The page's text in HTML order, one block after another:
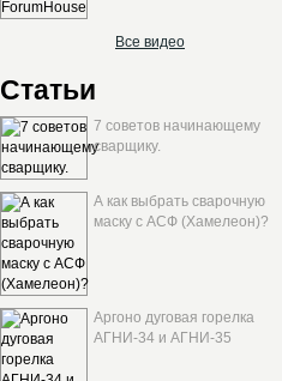
Все видео
Статьи
7 советов начинающему
сварщику.
А как выбрать сварочную
маску с АСФ (Хамелеон)?
Аргоно дуговая горелка
АГНИ-34 и АГНИ-35